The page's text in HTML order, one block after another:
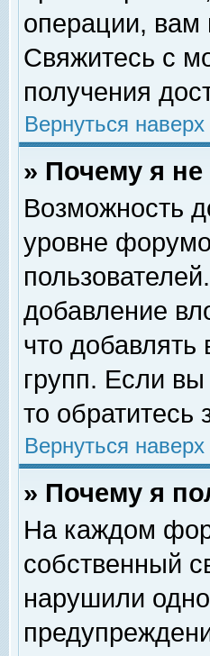
операции, вам
Свяжитесь с
получения
Вернуться наверх
» Почему я
Возможность
уровне
добавление
что
групп. Если
то обратитесь
Вернуться наверх
» Почему я
На каждом
собственный
нарушили